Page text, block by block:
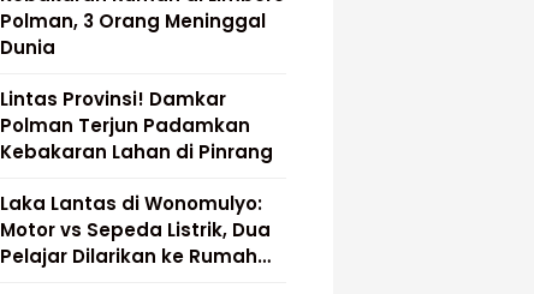
Polman, 3 Orang Meninggal
Dunia
Lintas Provinsi! Damkar
Polman Terjun Padamkan
Kebakaran Lahan di Pinrang
Laka Lantas di Wonomulyo:
Motor vs Sepeda Listrik, Dua
Pelajar Dilarikan ke Rumah